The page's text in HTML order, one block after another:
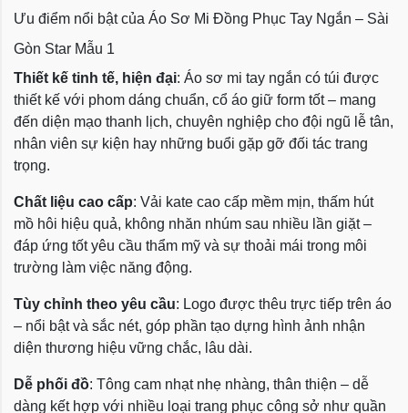
Ưu điểm nổi bật của Áo Sơ Mi Đồng Phục Tay Ngắn – Sài
Gòn Star Mẫu 1
Thiết kế tinh tế, hiện đại: Áo sơ mi tay ngắn có túi được
thiết kế với phom dáng chuẩn, cổ áo giữ form tốt – mang
đến diện mạo thanh lịch, chuyên nghiệp cho đội ngũ lễ tân,
nhân viên sự kiện hay những buổi gặp gỡ đối tác trang
trọng.
Chất liệu cao cấp: Vải kate cao cấp mềm mịn, thấm hút
mồ hôi hiệu quả, không nhăn nhúm sau nhiều lần giặt –
đáp ứng tốt yêu cầu thẩm mỹ và sự thoải mái trong môi
trường làm việc năng động.
Tùy chỉnh theo yêu cầu: Logo được thêu trực tiếp trên áo
– nổi bật và sắc nét, góp phần tạo dựng hình ảnh nhận
diện thương hiệu vững chắc, lâu dài.
Dễ phối đồ: Tông cam nhạt nhẹ nhàng, thân thiện – dễ
dàng kết hợp với nhiều loại trang phục công sở như quần